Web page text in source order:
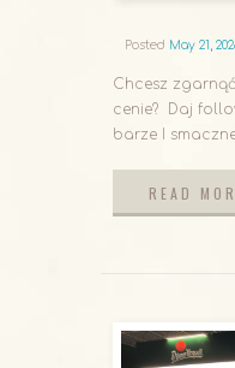
Posted May 21,
Chcesz
cenie? Daj
barze I
READ